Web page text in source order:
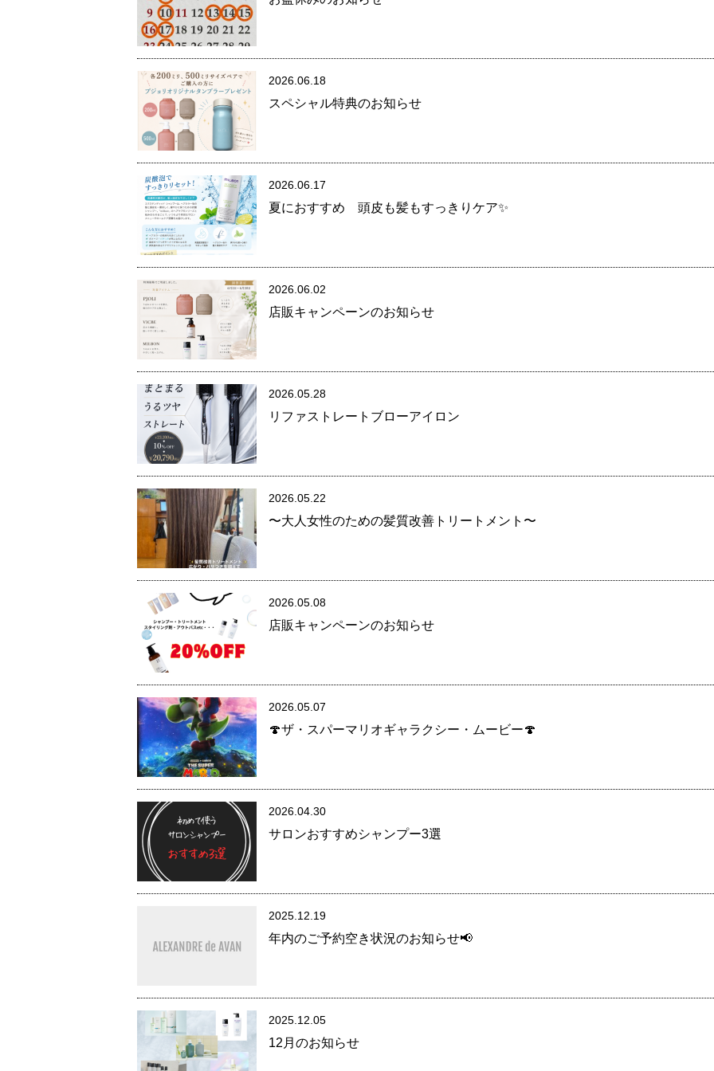
2026.06.18
スペシャル特典のお知らせ
2026.06.17
夏におすすめ 頭皮も髪もすっきりケア✨
2026.06.02
店販キャンペーンのお知らせ
2026.05.28
リファストレートブローアイロン
2026.05.22
〜大人女性のための髪質改善トリートメント〜
2026.05.08
店販キャンペーンのお知らせ
2026.05.07
🍄ザ・スパーマリオギャラクシー・ムービー🍄
2026.04.30
サロンおすすめシャンプー3選
2025.12.19
年内のご予約空き状況のお知らせ📢
2025.12.05
12月のお知らせ